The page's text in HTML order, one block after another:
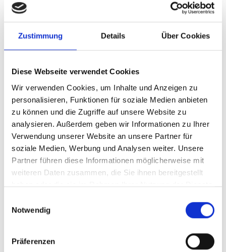
Zustimmung Details Über Cookies
Diese Webseite verwendet Cookies
Wir verwenden Cookies, um Inhalte und Anzeigen zu
personalisieren, Funktionen für soziale Medien anbieten
zu können und die Zugriffe auf unsere Website zu
analysieren. Außerdem geben wir Informationen zu Ihrer
Verwendung unserer Website an unsere Partner für
soziale Medien, Werbung und Analysen weiter. Unsere
Partner führen diese Informationen möglicherweise mit
weiteren Daten zusammen, die Sie ihnen bereitgestellt
haben oder die sie im Rahmen Ihrer Nutzung der Dienste
Notwendig
Präferenzen
Floor Kit M3-F2X12 -
SKU: 11732182.01M
Quantity
Floor Kit M3-F2112 -
SKU: 11732183.01M
Quantity
Floor Kit M3-F2212 -